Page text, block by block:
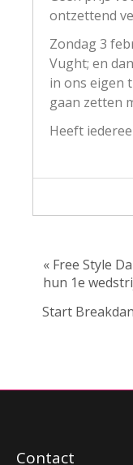
ontzettend
Zondag 3
Vught; en
in ons eigen
gaan zetten
Heeft
« Free Style
hun 1e
Start
Contact